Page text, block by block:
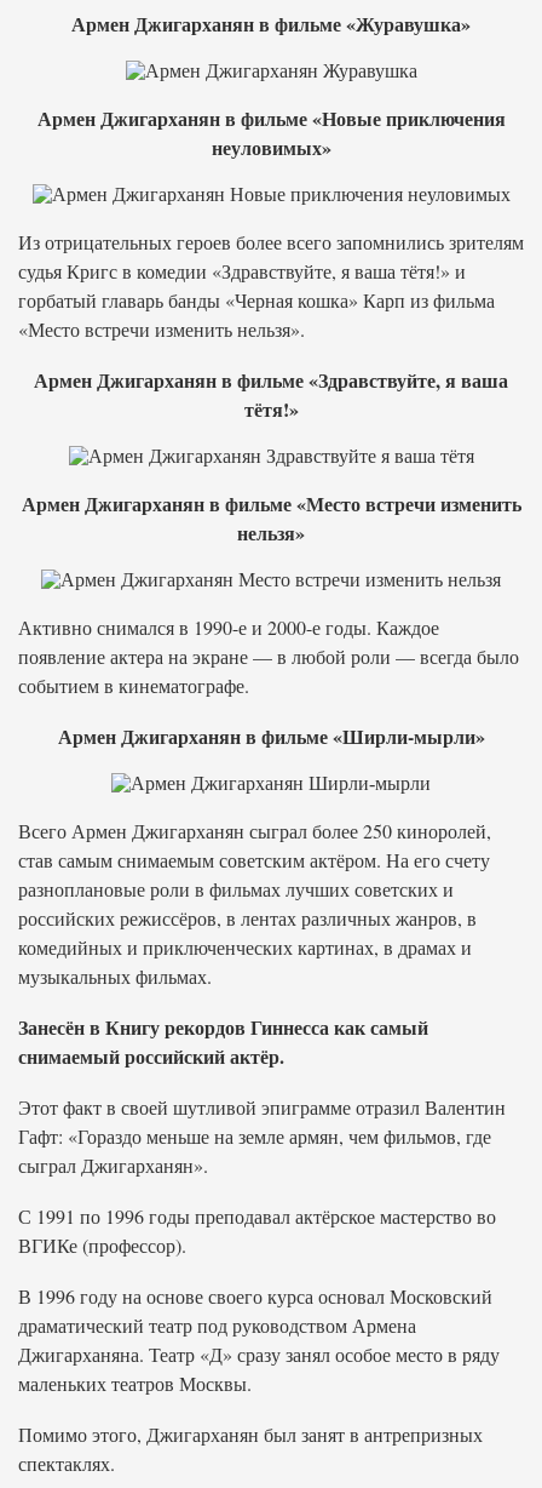
Армен Джигарханян в фильме «Журавушка»
Армен Джигарханян в фильме «Новые приключения
неуловимых»
Из отрицательных героев более всего запомнились зрителям
судья Кригс в комедии «Здравствуйте, я ваша тётя!» и
горбатый главарь банды «Черная кошка» Карп из фильма
«Место встречи изменить нельзя».
Армен Джигарханян в фильме «Здравствуйте, я ваша
тётя!»
Армен Джигарханян в фильме «Место встречи изменить
нельзя»
Активно снимался в 1990-е и 2000-е годы. Каждое
появление актера на экране — в любой роли — всегда было
событием в кинематографе.
Армен Джигарханян в фильме «Ширли-мырли»
Всего Армен Джигарханян сыграл более 250 киноролей,
став самым снимаемым советским актёром. На его счету
разноплановые роли в фильмах лучших советских и
российских режиссёров, в лентах различных жанров, в
комедийных и приключенческих картинах, в драмах и
музыкальных фильмах.
Занесён в Книгу рекордов Гиннесса как самый
снимаемый российский актёр.
Этот факт в своей шутливой эпиграмме отразил Валентин
Гафт: «Гораздо меньше на земле армян, чем фильмов, где
сыграл Джигарханян».
С 1991 по 1996 годы преподавал актёрское мастерство во
ВГИКе (профессор).
В 1996 году на основе своего курса основал Московский
драматический театр под руководством Армена
Джигарханяна. Театр «Д» сразу занял особое место в ряду
маленьких театров Москвы.
Помимо этого, Джигарханян был занят в антрепризных
спектаклях.